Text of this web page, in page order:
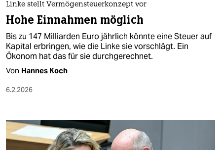
Linke stellt Vermögensteuerkonzept vor
Hohe Einnahmen möglich
Bis zu 147 Milliarden Euro jährlich könnte eine Steuer auf
Kapital erbringen, wie die Linke sie vorschlägt. Ein
Ökonom hat das für sie durchgerechnet.
Von Hannes Koch
6.2.2026